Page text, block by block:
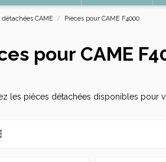
détachées CAME Pièces pour CAME F4000
pour CAME
les pièces détachées disponibles pour